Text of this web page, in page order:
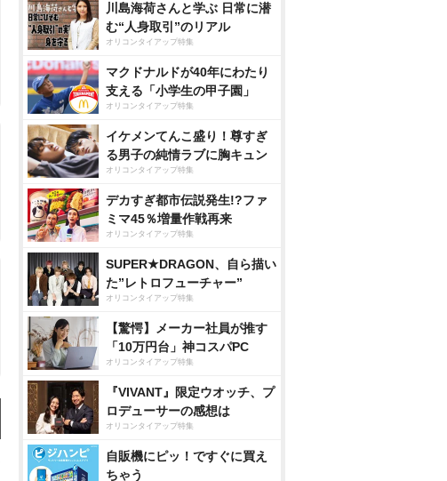
川島海荷さんと学ぶ 日常に潜
む“人身取引”のリアル
オリコンタイアップ特集
マクドナルドが40年にわたり
支える「小学生の甲子園」
オリコンタイアップ特集
イケメンてんこ盛り！尊すぎ
る男子の純情ラブに胸キュン
オリコンタイアップ特集
デカすぎ都市伝説発生!?ファ
ミマ45％増量作戦再来
オリコンタイアップ特集
SUPER★DRAGON、自ら描い
た”レトロフューチャー”
オリコンタイアップ特集
【驚愕】メーカー社員が推す
「10万円台」神コスパPC
オリコンタイアップ特集
『VIVANT』限定ウオッチ、プ
ロデューサーの感想は
オリコンタイアップ特集
自販機にピッ！ですぐに買え
ちゃう